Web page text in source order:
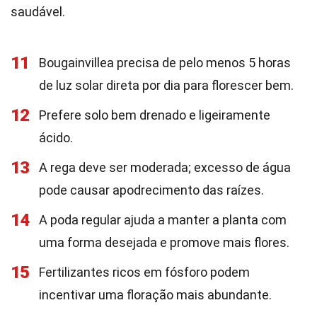
saudável.
11
Bougainvillea precisa de pelo menos 5 horas
de luz solar direta por dia para florescer bem.
12
Prefere solo bem drenado e ligeiramente
ácido.
13
A rega deve ser moderada; excesso de água
pode causar apodrecimento das raízes.
14
A poda regular ajuda a manter a planta com
uma forma desejada e promove mais flores.
15
Fertilizantes ricos em fósforo podem
incentivar uma floração mais abundante.